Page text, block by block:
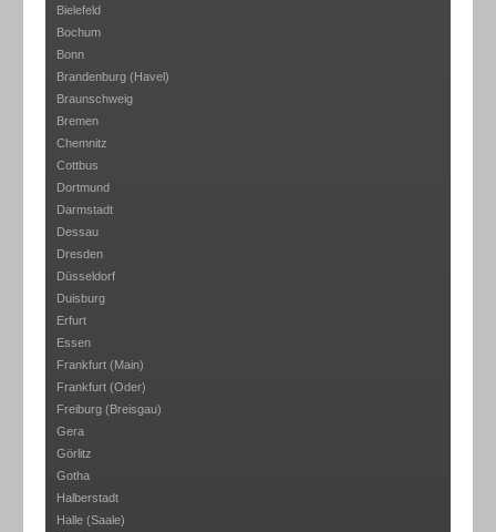
Bielefeld
Bochum
Bonn
Brandenburg (Havel)
Braunschweig
Bremen
Chemnitz
Cottbus
Dortmund
Darmstadt
Dessau
Dresden
Düsseldorf
Duisburg
Erfurt
Essen
Frankfurt (Main)
Frankfurt (Oder)
Freiburg (Breisgau)
Gera
Görlitz
Gotha
Halberstadt
Halle (Saale)